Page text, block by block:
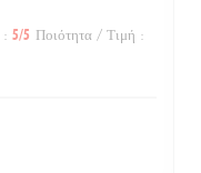
: 5/5 Ποιότητα / Τιμή :